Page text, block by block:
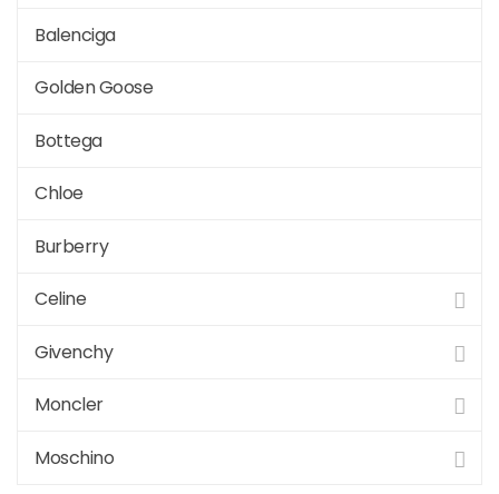
Balenciga
Golden Goose
Bottega
Chloe
Burberry
Celine
Givenchy
Moncler
Moschino